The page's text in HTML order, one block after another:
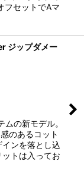
フセットでAマ
ジップダメー
の新モデル。
のあるコット
ンを落とし込
トは入ってお